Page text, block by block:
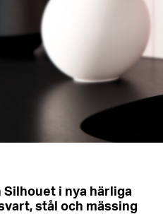
Silhouet i nya härliga
stål och mässing